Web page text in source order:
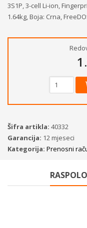
3S1P, 3-cell Li-ion,
1.64kg, Boja: Crna,
Šifra artikla: 40332
Garancija: 12 mjeseci
Kategorija: Prenosni